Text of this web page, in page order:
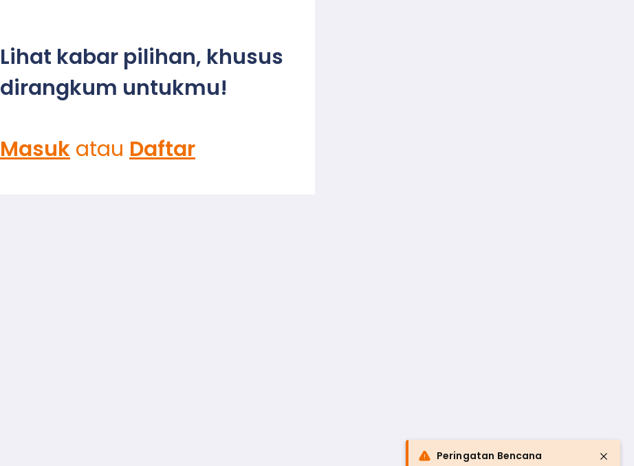
Lihat kabar pilihan, khusus
dirangkum untukmu!
Masuk atau Daftar
Peringatan Bencana